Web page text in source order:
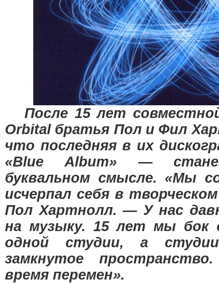
После 15 лет
Orbital братья Пол и Фил
что последняя в их
«Blue Album» —
буквальном смысле. «Мы
исчерпал себя в
Пол Хартнолл. — У нас
на музыку. 15 лет мы бок
одной студии, а
замкнутое
время перемен».